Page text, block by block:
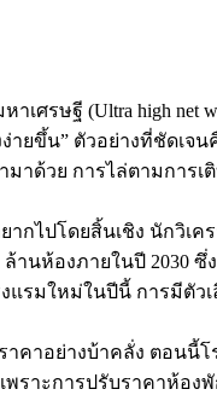
ศรษฐี (Ultra high net
ขึ้น” ตัวอย่างที่ชัดเจนคื
มาด้วย การไล่ตามการ
กไปโดยสิ้นเชิง นักวิเค
านห้องภายในปี 2030 ซึ่
งแรมใหม่ในปีนี้ การมีตั
าคาอย่างบ้าคลั่ง ตอนนี้
พราะการปรับราคาห้อง